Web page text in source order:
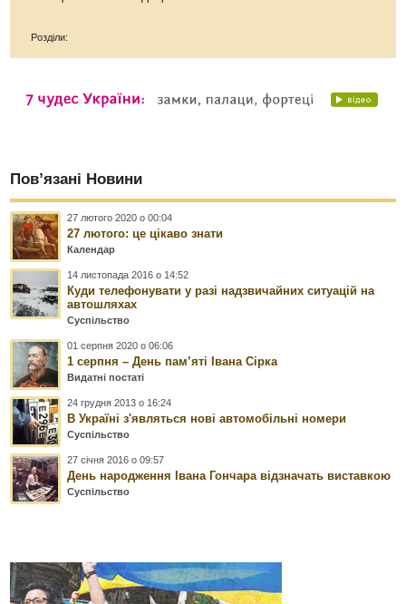
Розділи:
Пов’язані Новини
27 лютого 2020 о 00:04
27 лютого: це цікаво знати
Календар
14 листопада 2016 о 14:52
Куди телефонувати у разі надзвичайних ситуацій на
автошляхах
Суспільство
01 серпня 2020 о 06:06
1 серпня – День пам’яті Івана Сірка
Видатні постаті
24 грудня 2013 о 16:24
В Україні з'являться нові автомобільні номери
Суспільство
27 січня 2016 о 09:57
День народження Івана Гончара відзначать виставкою
Суспільство